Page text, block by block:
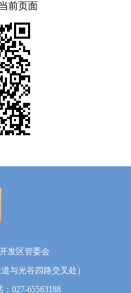
前页面
发区管委会
与光谷四路交叉处）
027-65563188